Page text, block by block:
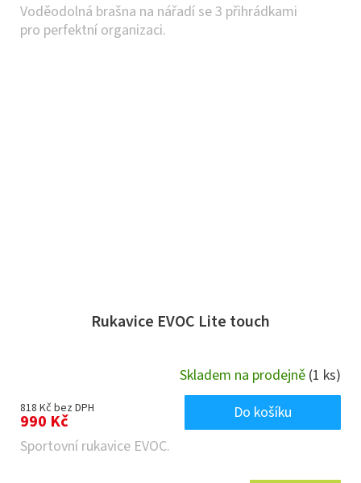
Voděodolná brašna na nářadí se 3 přihrádkami
pro perfektní organizaci.
Rukavice EVOC Lite touch
Skladem na prodejně (1 ks)
818 Kč bez DPH
990 Kč
Do košíku
Sportovní rukavice EVOC.